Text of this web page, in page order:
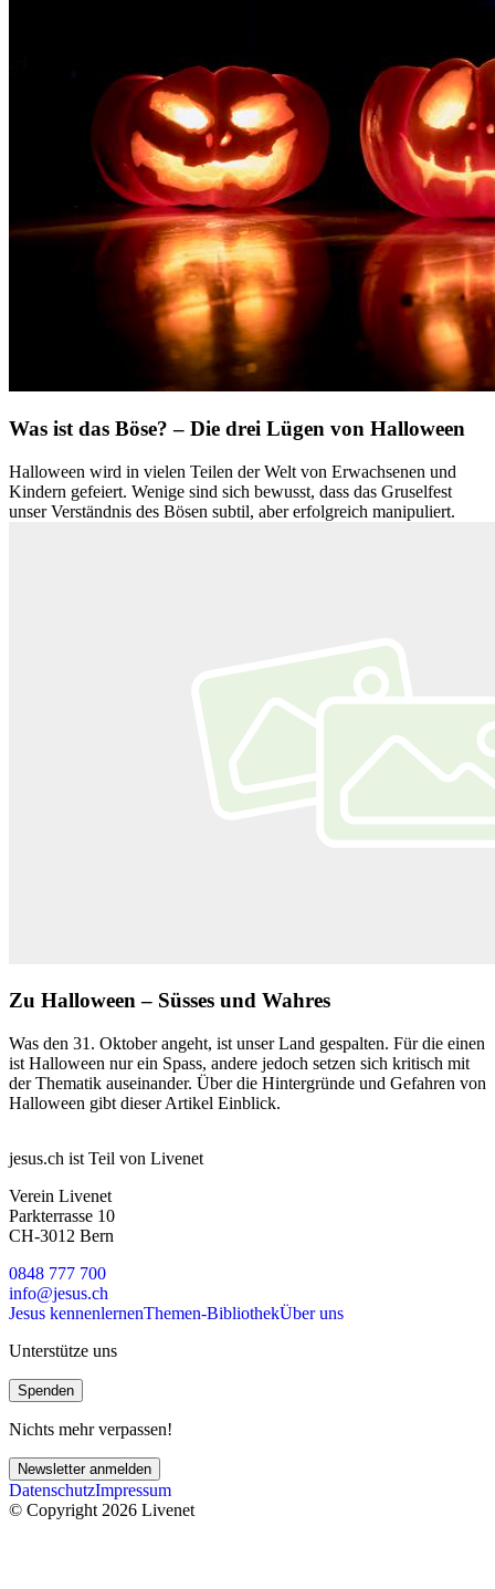
Was ist das Böse? – Die drei Lügen von Halloween
Halloween wird in vielen Teilen der Welt von Erwachsenen und
Kindern gefeiert. Wenige sind sich bewusst, dass das Gruselfest
unser Verständnis des Bösen subtil, aber erfolgreich manipuliert.
Zu Halloween – Süsses und Wahres
Was den 31. Oktober angeht, ist unser Land gespalten. Für die einen
ist Halloween nur ein Spass, andere jedoch setzen sich kritisch mit
der Thematik auseinander. Über die Hintergründe und Gefahren von
Halloween gibt dieser Artikel Einblick.
jesus.ch ist Teil von Livenet
Verein Livenet
Parkterrasse 10
CH-3012 Bern
0848 777 700
info@jesus.ch
Jesus kennenlernenThemen-BibliothekÜber uns
Unterstütze uns
Spenden
Nichts mehr verpassen!
Newsletter anmelden
DatenschutzImpressum
© Copyright 2026 Livenet